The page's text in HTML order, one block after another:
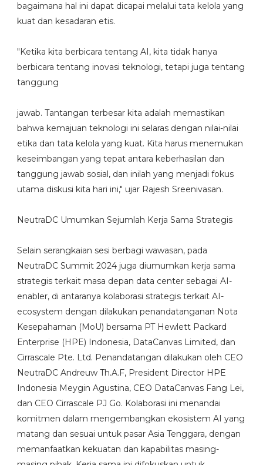
bagaimana hal ini dapat dicapai melalui tata kelola yang
kuat dan kesadaran etis.
"Ketika kita berbicara tentang AI, kita tidak hanya
berbicara tentang inovasi teknologi, tetapi juga tentang
tanggung
jawab. Tantangan terbesar kita adalah memastikan
bahwa kemajuan teknologi ini selaras dengan nilai-nilai
etika dan tata kelola yang kuat. Kita harus menemukan
keseimbangan yang tepat antara keberhasilan dan
tanggung jawab sosial, dan inilah yang menjadi fokus
utama diskusi kita hari ini," ujar Rajesh Sreenivasan.
NeutraDC Umumkan Sejumlah Kerja Sama Strategis
Selain serangkaian sesi berbagi wawasan, pada
NeutraDC Summit 2024 juga diumumkan kerja sama
strategis terkait masa depan data center sebagai AI-
enabler, di antaranya kolaborasi strategis terkait AI-
ecosystem dengan dilakukan penandatanganan Nota
Kesepahaman (MoU) bersama PT Hewlett Packard
Enterprise (HPE) Indonesia, DataCanvas Limited, dan
Cirrascale Pte. Ltd. Penandatangan dilakukan oleh CEO
NeutraDC Andreuw Th.A.F, President Director HPE
Indonesia Meygin Agustina, CEO DataCanvas Fang Lei,
dan CEO Cirrascale PJ Go. Kolaborasi ini menandai
komitmen dalam mengembangkan ekosistem AI yang
matang dan sesuai untuk pasar Asia Tenggara, dengan
memanfaatkan kekuatan dan kapabilitas masing-